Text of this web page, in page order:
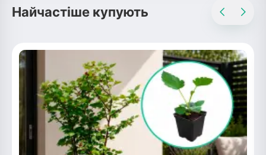
Клематіс
Найчастіше купують